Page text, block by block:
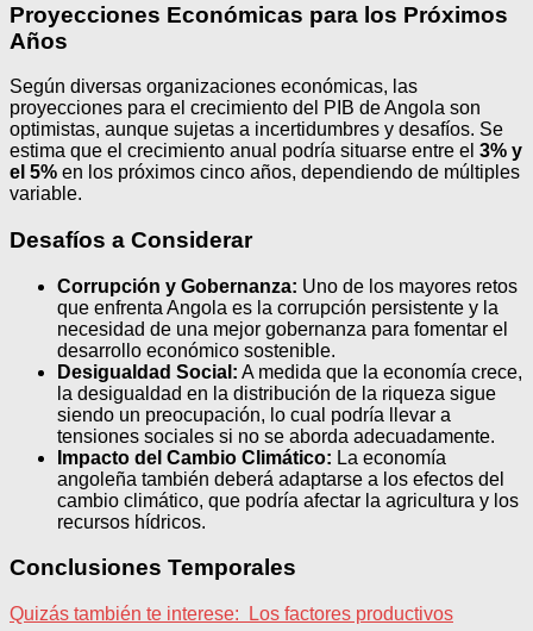
Proyecciones Económicas para los Próximos
Años
Según diversas organizaciones económicas, las
proyecciones para el crecimiento del PIB de Angola son
optimistas, aunque sujetas a incertidumbres y desafíos. Se
estima que el crecimiento anual podría situarse entre el 3% y
el 5% en los próximos cinco años, dependiendo de múltiples
variable.
Desafíos a Considerar
Corrupción y Gobernanza: Uno de los mayores retos
que enfrenta Angola es la corrupción persistente y la
necesidad de una mejor gobernanza para fomentar el
desarrollo económico sostenible.
Desigualdad Social: A medida que la economía crece,
la desigualdad en la distribución de la riqueza sigue
siendo un preocupación, lo cual podría llevar a
tensiones sociales si no se aborda adecuadamente.
Impacto del Cambio Climático: La economía
angoleña también deberá adaptarse a los efectos del
cambio climático, que podría afectar la agricultura y los
recursos hídricos.
Conclusiones Temporales
Quizás también te interese: Los factores productivos